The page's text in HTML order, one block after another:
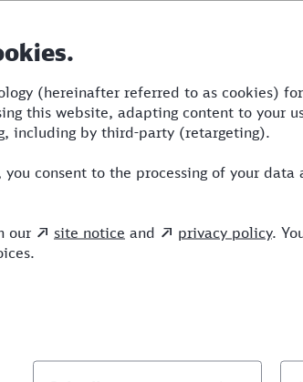
RE,ARV,ICE
ARV,ICE